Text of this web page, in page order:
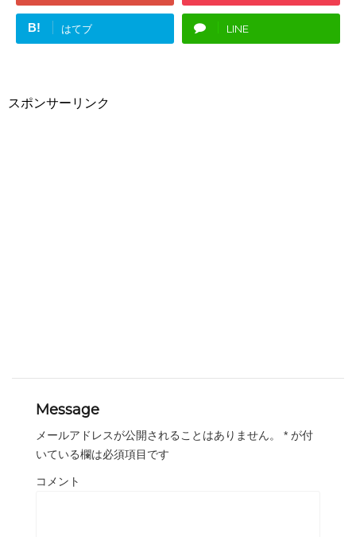
B! はてブ LINE
スポンサーリンク
Message
メールアドレスが公開されることはありません。 * が付
いている欄は必須項目です
コメント